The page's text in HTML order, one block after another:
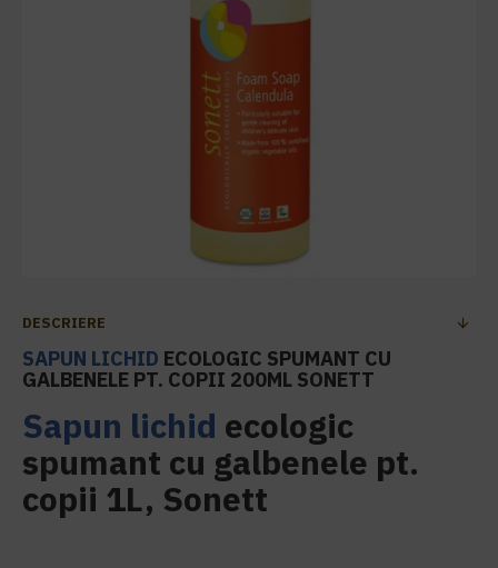
DESCRIERE
SAPUN LICHID ECOLOGIC SPUMANT CU
GALBENELE PT. COPII 200ML SONETT
Sapun lichid ecologic
spumant cu galbenele pt.
copii 1L, Sonett